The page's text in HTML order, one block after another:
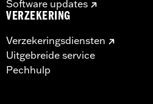
Software updates
VERZEKERING
Verzekeringsdiensten
Uitgebreide service
Pechhulp